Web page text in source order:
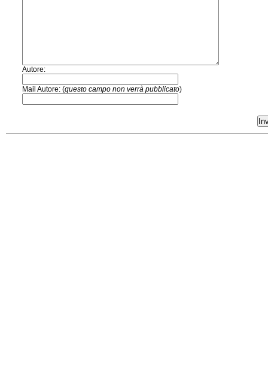
Autore:
Mail Autore: (questo campo non verrà pubblicato)